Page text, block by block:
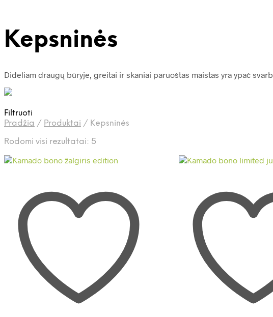
Kepsninės
Dideliam draugų būryje, greitai ir skaniai paruoštas maistas yra ypač
Filtruoti
Pradžia / Produktai / Kepsninės
Rodomi visi rezultatai: 5
naujausią